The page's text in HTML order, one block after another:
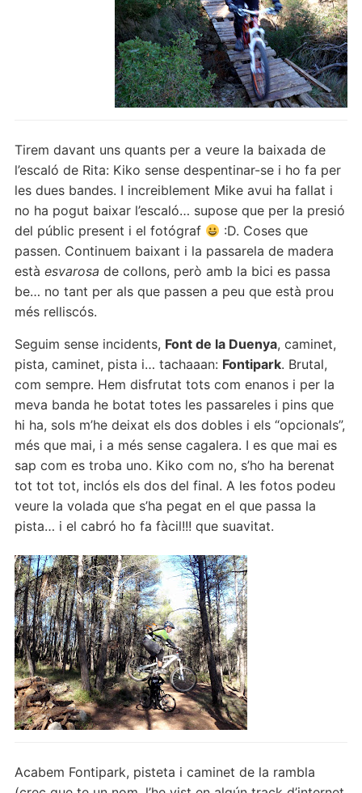
Tirem davant uns quants per a veure la baixada de
l’escaló de Rita: Kiko sense despentinar-se i ho fa per
les dues bandes. I increiblement Mike avui ha fallat i
no ha pogut baixar l’escaló… supose que per la presió
del públic present i el fotógraf
:D. Coses que
passen. Continuem baixant i la passarela de madera
està esvarosa de collons, però amb la bici es passa
be… no tant per als que passen a peu que està prou
més relliscós.
Seguim sense incidents, Font de la Duenya, caminet,
pista, caminet, pista i… tachaaan: Fontipark. Brutal,
com sempre. Hem disfrutat tots com enanos i per la
meva banda he botat totes les passareles i pins que
hi ha, sols m’he deixat els dos dobles i els “opcionals”,
més que mai, i a més sense cagalera. I es que mai es
sap com es troba uno. Kiko com no, s’ho ha berenat
tot tot tot, inclós els dos del final. A les fotos podeu
veure la volada que s’ha pegat en el que passa la
pista… i el cabró ho fa fàcil!!! que suavitat.
Acabem Fontipark, pisteta i caminet de la rambla